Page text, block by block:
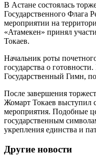
В Астане состоялась
Государственного Флага
мероприятии на
«Атамекен» принял
Токаев.
Начальник роты
государства о
Государственный Гимн,
После завершения
Жомарт Токаев выступил
мероприятия. Подобные
государственным
укрепления единства и
Другие новости